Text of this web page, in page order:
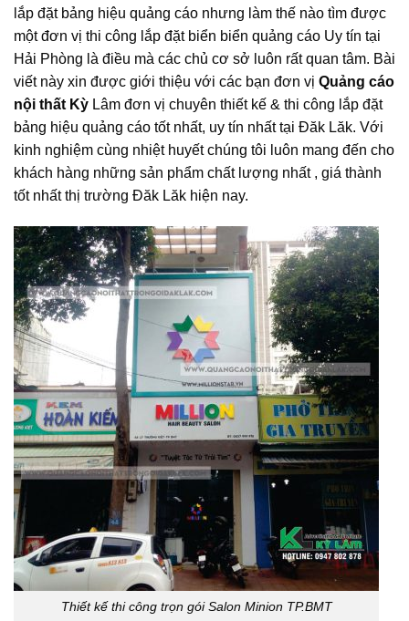
lắp đặt bảng hiệu quảng cáo nhưng làm thế nào tìm được
một đơn vị thi công lắp đặt biển biển quảng cáo Uy tín tại
Hải Phòng là điều mà các chủ cơ sở luôn rất quan tâm. Bài
viết này xin được giới thiệu với các bạn đơn vị Quảng cáo
nội thất Kỳ Lâm đơn vị chuyên thiết kế & thi công lắp đặt
bảng hiệu quảng cáo tốt nhất, uy tín nhất tại Đăk Lăk. Với
kinh nghiệm cùng nhiệt huyết chúng tôi luôn mang đến cho
khách hàng những sản phẩm chất lượng nhất , giá thành
tốt nhất thị trường Đăk Lăk hiện nay.
Thiết kế thi công trọn gói Salon Minion TP.BMT